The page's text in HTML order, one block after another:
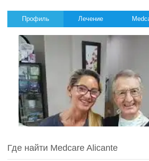
Профиль
Где найти Medcare Alicante
Лечение